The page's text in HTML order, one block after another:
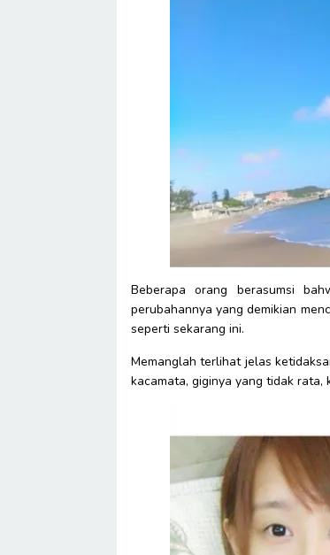
Beberapa orang berasumsi
perubahannya yang demikian
seperti sekarang ini.
Memanglah terlihat jelas
kacamata, giginya yang tidak